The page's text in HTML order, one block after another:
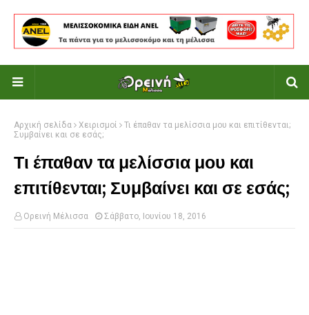
Αρχική σελίδα Χειρισμοί
Τι έπαθαν τα μελίσσια μου και επιτίθενται;
Συμβαίνει και σε εσάς;
Τι έπαθαν τα μελίσσια μου και
επιτίθενται; Συμβαίνει και σε εσάς;
Ορεινή Μέλισσα Σάββατο, Ιουνίου 18, 2016